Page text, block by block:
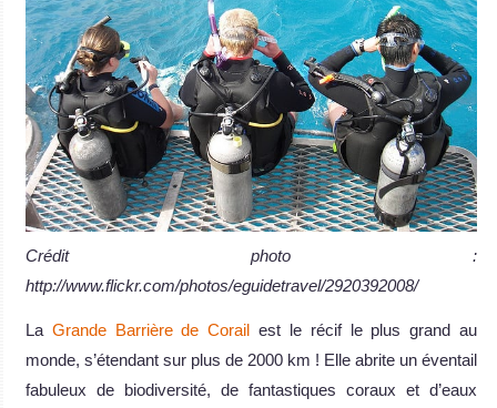
Crédit photo :
http://www.flickr.com/photos/eguidetravel/2920392008/
La Grande Barrière de Corailest le récif le plus grand au
monde, s’étendant sur plus de 2000 km ! Elle abrite un éventail
fabuleux de biodiversité, de fantastiques coraux et d’eaux